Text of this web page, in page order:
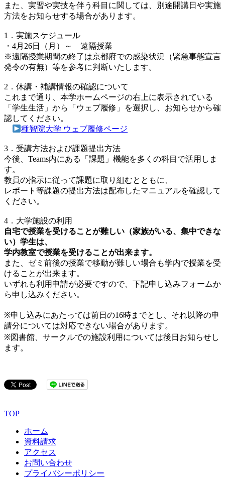
また、実習や実技を伴う科目に関しては、別途開講日や実施
方法をお知らせする場合があります。
1．実施スケジュール
・4月26日（月）～ 遠隔授業
※遠隔授業期間の終了は京都府での感染状況（緊急事態宣言
発令の有無）等を参考に判断いたします。
2．休講・補講情報の確認について
これまで通り、本学ホームページの右上に表示されている
「学生生活」から「ウェブ履修」を選択し、お知らせから確
認してください。
種智院大学 ウェブ履修ページ
3．受講方法および課題提出方法
今後、Teams内にある「課題」機能を多くの科目で活用しま
す。
教員の指示に従って課題に取り組むとともに、
レポート等課題の提出方法は配布したマニュアルを確認して
ください。
4．大学施設の利用
自宅で授業を受けることが難しい（家族がいる、集中できな
い）学生は、
学内教室で授業を受けることが出来ます。
また、ゼミ前後の授業で移動が難しい場合も学内で授業を受
けることが出来ます。
いずれも利用申請が必要ですので、下記申し込みフォームか
ら申し込みください。
※申し込みにあたっては前日の16時までとし、それ以降の申
請分については対応できない場合があります。
※図書館、サークルでの施設利用については後日お知らせし
ます。
TOP
ホーム
資料請求
アクセス
お問い合わせ
プライバシーポリシー